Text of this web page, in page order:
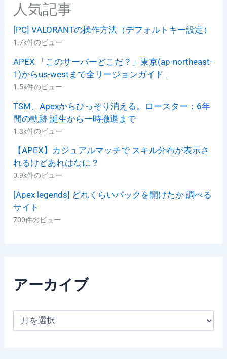
人気記事
[PC] VALORANTの操作方法（デフォルトキー設定）
1.7k件のビュー
APEX 「このサーバーどこだ？」東京(ap-northeast-
1)からus-westまで全リージョンガイド」
1.5k件のビュー
TSM、Apexからひっそり消える。ロースター：6年
間の軌跡 誕生から一時撤退まで
1.3k件のビュー
【APEX】カジュアルマッチで スキル分布が表示さ
れるけどあれはなに？
0.9k件のビュー
[Apex legends] どれくらいパックを開けたか 調べる
サイト
700件のビュー
アーカイブ
ア